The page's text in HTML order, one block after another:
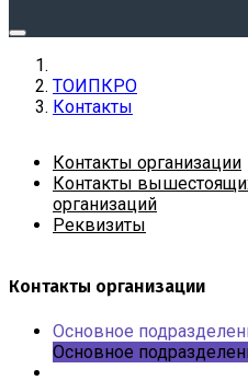
ТОИПКРО
Контакты
Контакты организации
Контакты
организаций
Реквизиты
Контакты организации
Основное
Основное